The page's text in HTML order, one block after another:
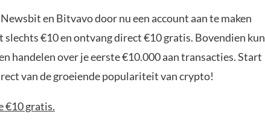
en Bitvavo door nu een account aan te maken
slechts €10 en ontvang direct €10 gratis. Bovendien kun
handelen over je eerste €10.000 aan transacties. Start
van de groeiende populariteit van crypto!
€10 gratis.